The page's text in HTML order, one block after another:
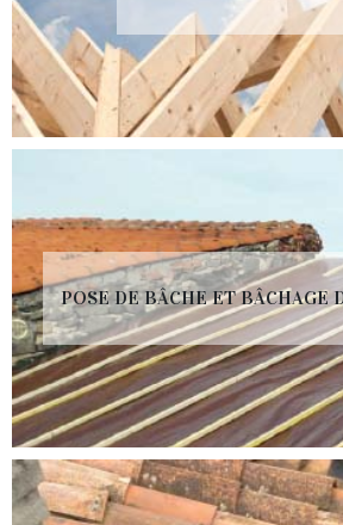
POSE DE BÂCHE ET BÂCHAGE